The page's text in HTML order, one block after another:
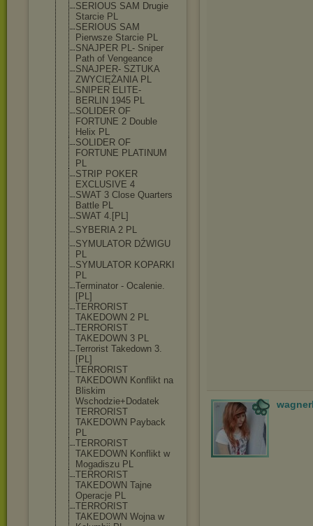
SERIOUS SAM Drugie
Starcie PL
SERIOUS SAM
Pierwsze Starcie PL
SNAJPER PL- Sniper
Path of Vengeance
SNAJPER- SZTUKA
ZWYCIĘŻANIA PL
SNIPER ELITE-
BERLIN 1945 PL
SOLIDER OF
FORTUNE 2 Double
Helix PL
SOLIDER OF
FORTUNE PLATINUM
PL
STRIP POKER
EXCLUSIVE 4
SWAT 3 Close Quarters
Battle PL
SWAT 4.[PL]
SYBERIA 2 PL
SYMULATOR DŹWIGU
PL
SYMULATOR KOPARKI
PL
Terminator - Ocalenie.
[PL]
TERRORIST
TAKEDOWN 2 PL
TERRORIST
TAKEDOWN 3 PL
Terrorist Takedown 3.
[PL]
TERRORIST
TAKEDOWN Konflikt na
Bliskim
Wschodzie+Dodatek
TERRORIST
TAKEDOWN Payback
PL
TERRORIST
TAKEDOWN Konflikt w
Mogadiszu PL
TERRORIST
TAKEDOWN Tajne
Operacje PL
TERRORIST
TAKEDOWN Wojna w